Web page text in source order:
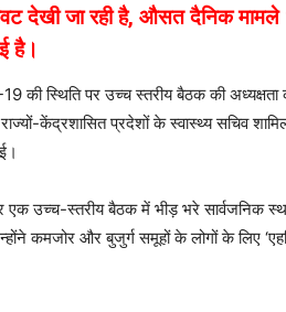
देखी जा रही है, औसत दैनिक
है।
की स्थिति पर उच्च स्तरीय बैठक की
केंद्रशासित प्रदेशों के स्वास्थ्य सचिव
एक उच्च-स्तरीय बैठक में भीड़ भरे सार्वजनिक
कमजोर और बुजुर्ग समूहों के लोगों के लिए